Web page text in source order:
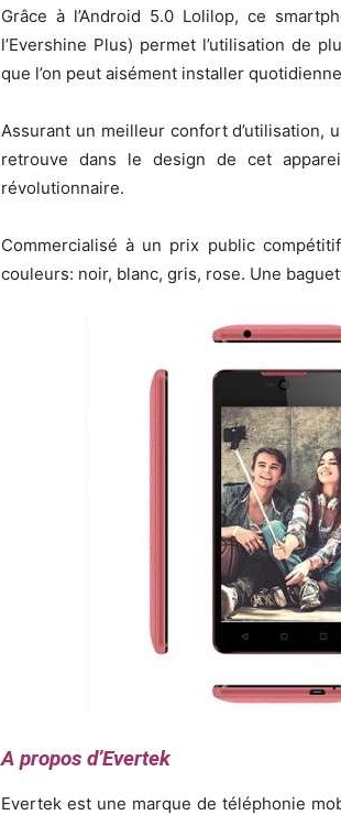
Grâce à l’Android 5.0 Lolilop, ce
l’Evershine Plus) permet l’utilisation de
que l’on peut aisément installer
Assurant un meilleur confort d’utilisation,
retrouve dans le design de cet
révolutionnaire.
Commercialisé à un prix public
couleurs: noir, blanc, gris, rose. Une
A propos d’Evertek
Evertek est une marque de téléphonie